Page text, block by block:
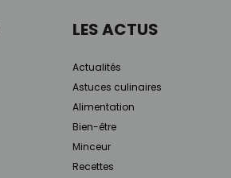
LES ACTUS
Actualités
Astuces culinaires
Alimentation
Bien-être
Minceur
Recettes